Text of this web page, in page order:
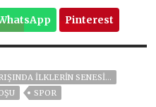
Pinterest
İLKLERİN SENESİ…
SPOR